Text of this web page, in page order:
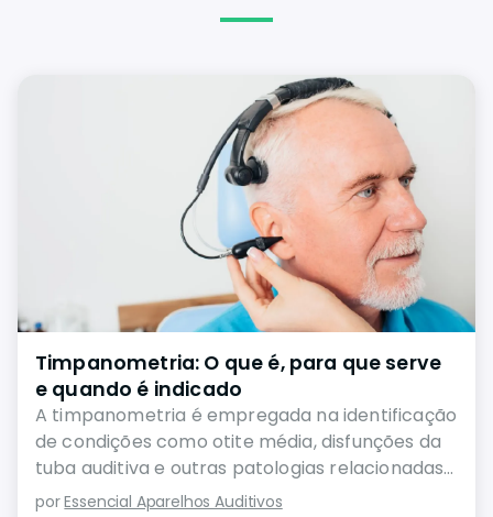
Timpanometria: O que é, para que serve
e quando é indicado
A timpanometria é empregada na identificação
de condições como otite média, disfunções da
tuba auditiva e outras patologias relacionadas
à orelha média.
porEssencial Aparelhos Auditivos